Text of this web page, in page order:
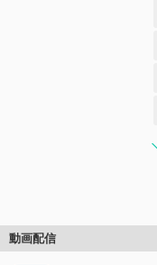
動画配信